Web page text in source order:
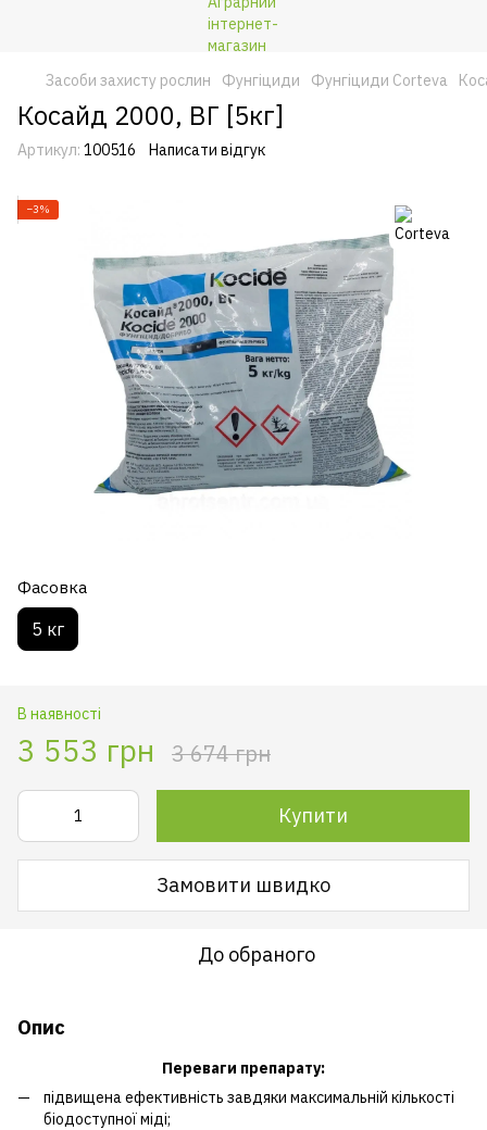
Засоби захисту рослин Фунгіциди Фунгіциди Corteva
Косайд 2000, ВГ [5кг]
Артикул: 100516 Написати відгук
−3%
Фасовка
5 кг
В наявності
3 553 грн 3 674 грн
Купити
Замовити швидко
До обраного
Опис
Переваги препарату:
підвищена ефективність завдяки максимальній кількості
біодоступної міді;